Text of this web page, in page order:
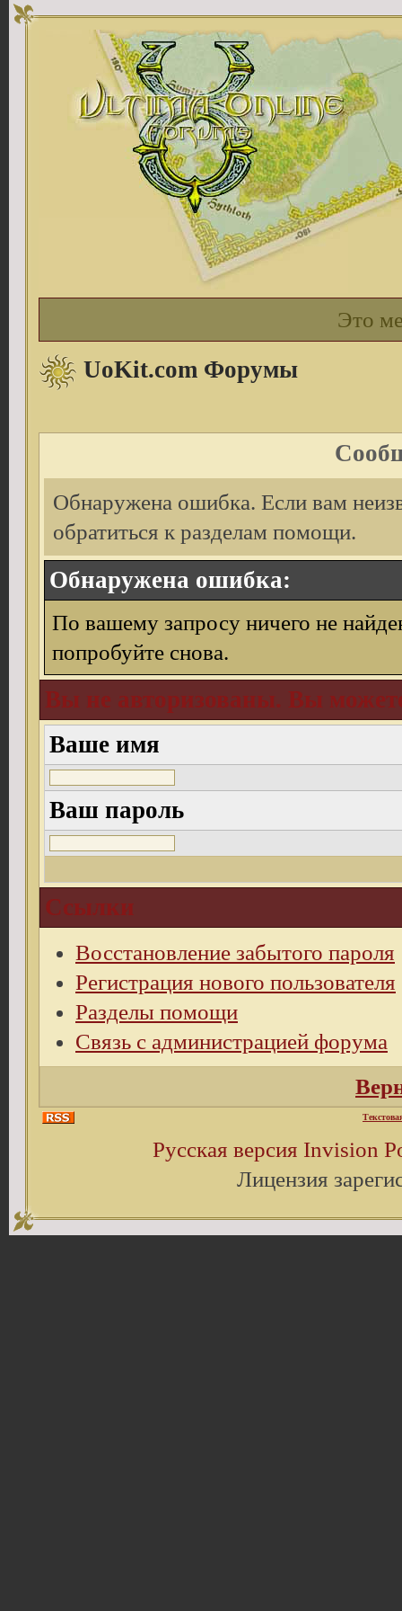
Это
UoKit.com Форумы
Обнаружена ошибка. Если вам
обратиться к разделам помощи.
Обнаружена ошибка:
По вашему запросу ничего не
попробуйте снова.
Вы не авторизованы. Вы
Ваше имя
Ваш пароль
Ссылки
Восстановление забытого пароля
Регистрация нового пользователя
Разделы помощи
Связь с администрацией форума
Русская версия Invision
Лицензия